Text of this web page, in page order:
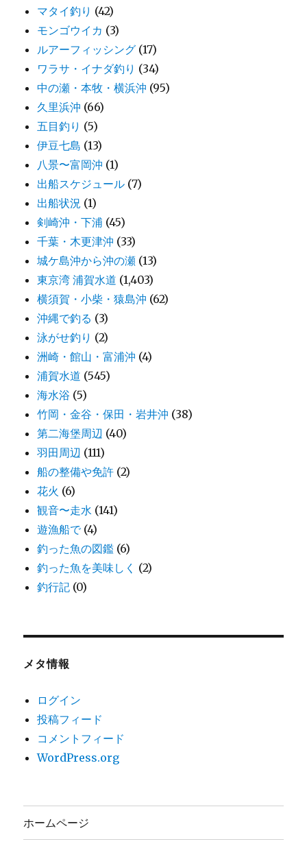
マタイ釣り (42)
モンゴウイカ (3)
ルアーフィッシング (17)
ワラサ・イナダ釣り (34)
中の瀬・本牧・横浜沖 (95)
久里浜沖 (66)
五目釣り (5)
伊豆七島 (13)
八景〜富岡沖 (1)
出船スケジュール (7)
出船状況 (1)
剣崎沖・下浦 (45)
千葉・木更津沖 (33)
城ケ島沖から沖の瀬 (13)
東京湾 浦賀水道 (1,403)
横須賀・小柴・猿島沖 (62)
沖縄で釣る (3)
泳がせ釣り (2)
洲崎・館山・富浦沖 (4)
浦賀水道 (545)
海水浴 (5)
竹岡・金谷・保田・岩井沖 (38)
第二海堡周辺 (40)
羽田周辺 (111)
船の整備や免許 (2)
花火 (6)
観音〜走水 (141)
遊漁船で(4)
釣った魚の図鑑 (6)
釣った魚を美味しく (2)
釣行記 (0)
メタ情報
ログイン
投稿フィード
コメントフィード
WordPress.org
ホームページ